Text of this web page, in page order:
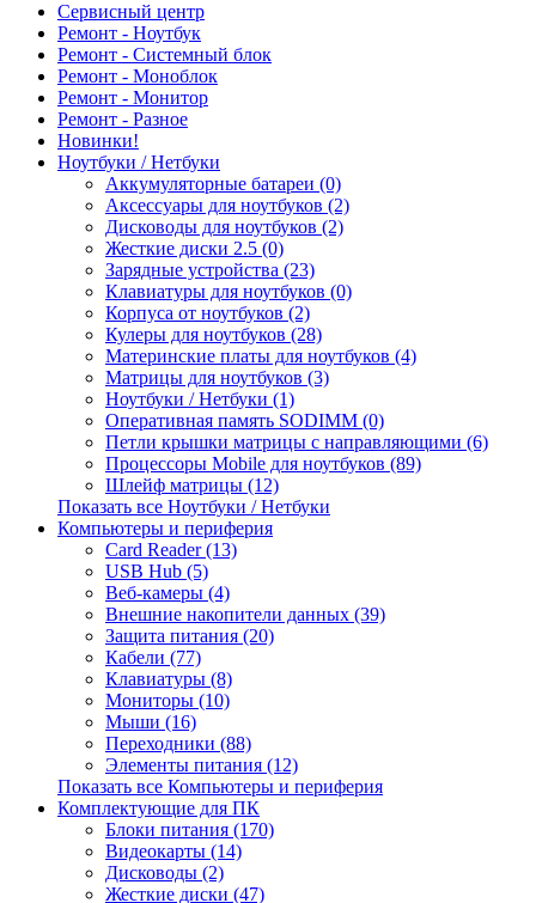
Сервисный центр
Ремонт - Ноутбук
Ремонт - Системный блок
Ремонт - Моноблок
Ремонт - Монитор
Ремонт - Разное
Новинки!
Ноутбуки / Нетбуки
Аккумуляторные батареи (0)
Аксессуары для ноутбуков (2)
Дисководы для ноутбуков (2)
Жесткие диски 2.5 (0)
Зарядные устройства (23)
Клавиатуры для ноутбуков (0)
Корпуса от ноутбуков (2)
Кулеры для ноутбуков (28)
Материнские платы для ноутбуков (4)
Матрицы для ноутбуков (3)
Ноутбуки / Нетбуки (1)
Оперативная память SODIMM (0)
Петли крышки матрицы с направляющими (6)
Процессоры Mobile для ноутбуков (89)
Шлейф матрицы (12)
Показать все Ноутбуки / Нетбуки
Компьютеры и периферия
Card Reader (13)
USB Hub (5)
Веб-камеры (4)
Внешние накопители данных (39)
Защита питания (20)
Кабели (77)
Клавиатуры (8)
Мониторы (10)
Мыши (16)
Переходники (88)
Элементы питания (12)
Показать все Компьютеры и периферия
Комплектующие для ПК
Блоки питания (170)
Видеокарты (14)
Дисководы (2)
Жесткие диски (47)